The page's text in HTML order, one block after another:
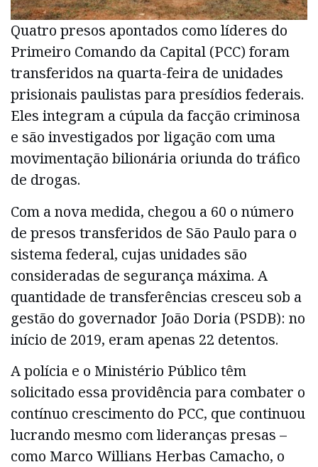
Quatro presos apontados como líderes do
Primeiro Comando da Capital (PCC) foram
transferidos na quarta-feira de unidades
prisionais paulistas para presídios federais.
Eles integram a cúpula da facção criminosa
e são investigados por ligação com uma
movimentação bilionária oriunda do tráfico
de drogas.
Com a nova medida, chegou a 60 o número
de presos transferidos de São Paulo para o
sistema federal, cujas unidades são
consideradas de segurança máxima. A
quantidade de transferências cresceu sob a
gestão do governador João Doria (PSDB): no
início de 2019, eram apenas 22 detentos.
A polícia e o Ministério Público têm
solicitado essa providência para combater o
contínuo crescimento do PCC, que continuou
lucrando mesmo com lideranças presas –
como Marco Willians Herbas Camacho, o